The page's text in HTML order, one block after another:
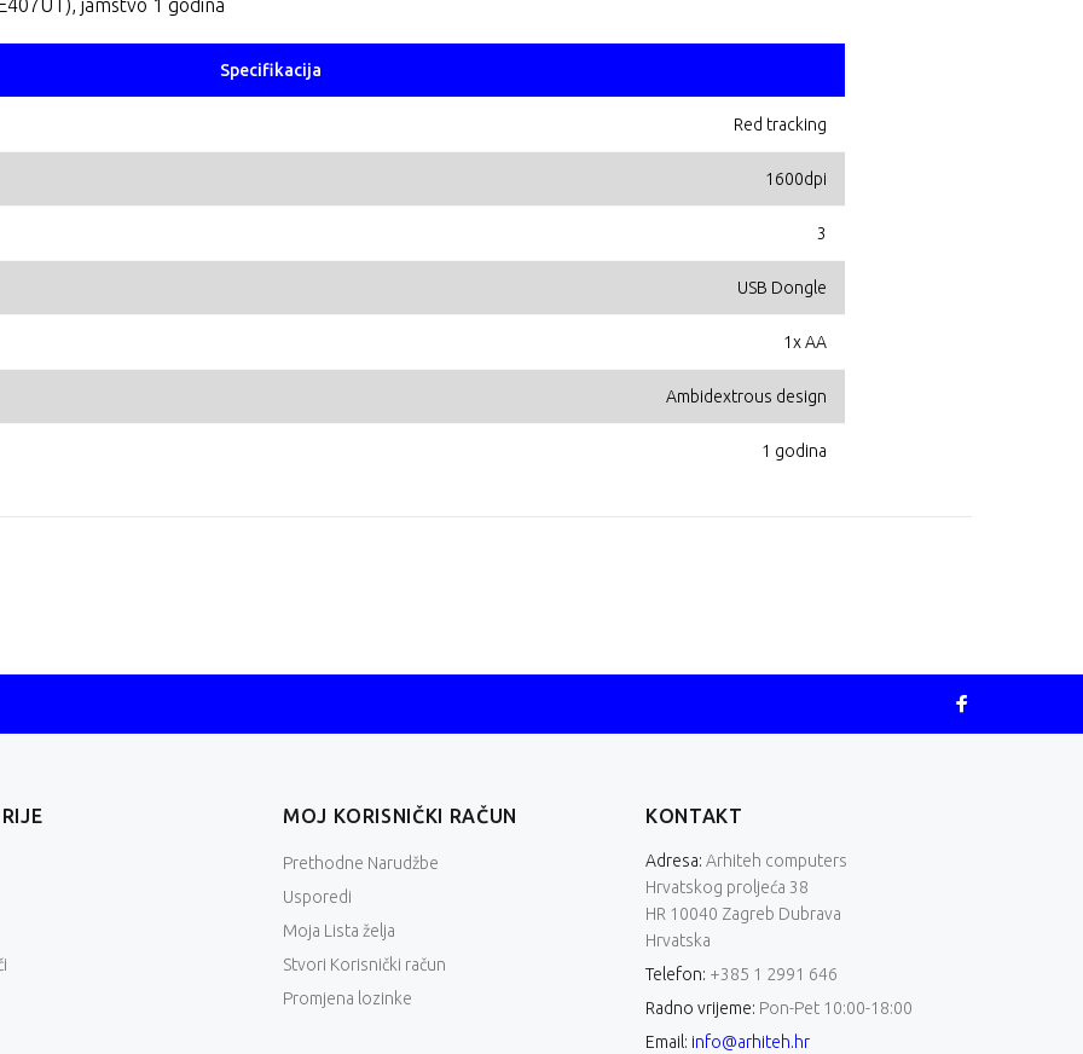
jamstvo 1 godina
Specifikacija
Red tracking
1600dpi
3
USB Dongle
1x AA
Ambidextrous design
1 godina
MOJ KORISNIČKI RAČUN
Prethodne Narudžbe
Usporedi
Moja Lista želja
Stvori Korisnički račun
Promjena lozinke
KONTAKT
Adresa: Arhiteh computers
Hrvatskog proljeća 38
HR 10040 Zagreb Dubrava
Hrvatska
Telefon: +385 1 2991 646
Radno vrijeme: Pon-Pet 10:00-18:00
Email: info@arhiteh.hr